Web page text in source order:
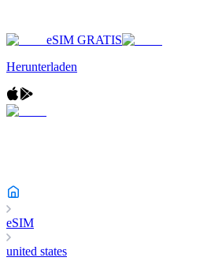
eSIM GRATIS
Herunterladen
eSIM
united states